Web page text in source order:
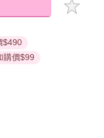
書僅能以金石堂專屬
器或直接下載檔案。
消費者保護處公告之
$490
購價$99